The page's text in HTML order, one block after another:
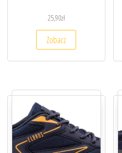
25,90zł
Zobacz